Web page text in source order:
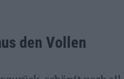
den Vollen